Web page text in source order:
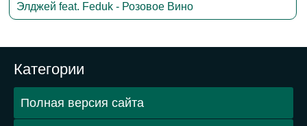
Элджей feat. Feduk - Розовое Вино
Категории
Полная версия сайта